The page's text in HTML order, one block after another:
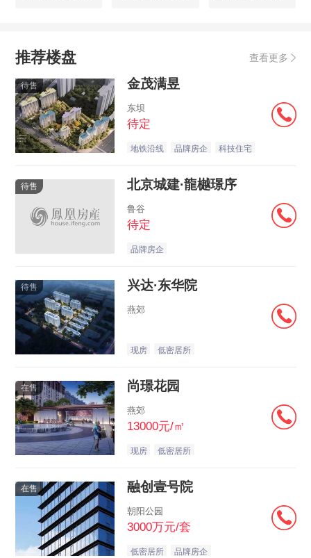
推荐楼盘 查看更多
待售 金茂满昱
东坝
待定
地铁沿线 品牌房企 科技住宅
待售 北京城建·龍樾璟序
鲁谷
待定
品牌房企
待售 兴达·东华院
燕郊
现房 低密居所
在售 尚璟花园
燕郊
13000元/㎡
现房 低密居所
在售 融创壹号院
朝阳公园
3000万元/套
低密居所 品牌房企